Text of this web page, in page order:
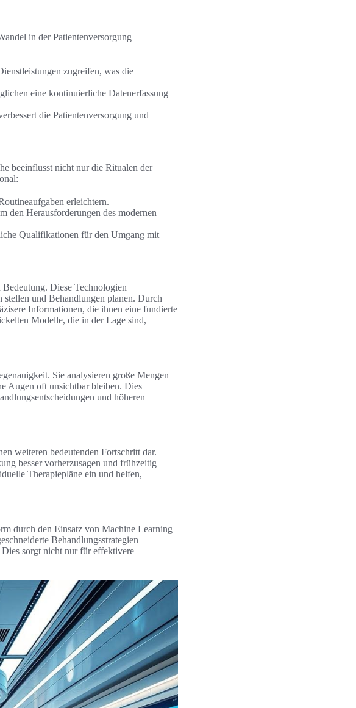
in der Patientenversorgung
zugreifen, was die
eine kontinuierliche Datenerfassung
die Patientenversorgung und
beeinflusst nicht nur die Ritualen der
erleichtern.
den Herausforderungen des modernen
Qualifikationen für den Umgang mit
Diese Technologien
und Behandlungen planen. Durch
Informationen, die ihnen eine fundierte
Modelle, die in der Lage sind,
Sie analysieren große Mengen
Augen oft unsichtbar bleiben. Dies
und höheren
weiteren bedeutenden Fortschritt dar.
besser vorherzusagen und frühzeitig
Therapiepläne ein und helfen,
durch den Einsatz von Machine Learning
Behandlungsstrategien
sorgt nicht nur für effektivere